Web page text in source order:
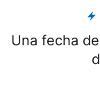
Una fecha